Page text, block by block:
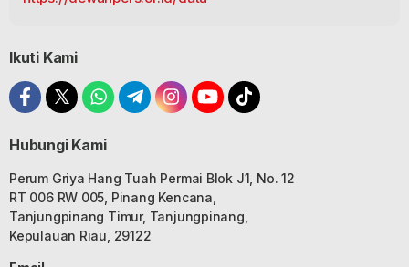
Ikuti Kami
Hubungi Kami
Perum Griya Hang Tuah Permai Blok J1, No. 12
RT 006 RW 005, Pinang Kencana,
Tanjungpinang Timur, Tanjungpinang,
Kepulauan Riau, 29122